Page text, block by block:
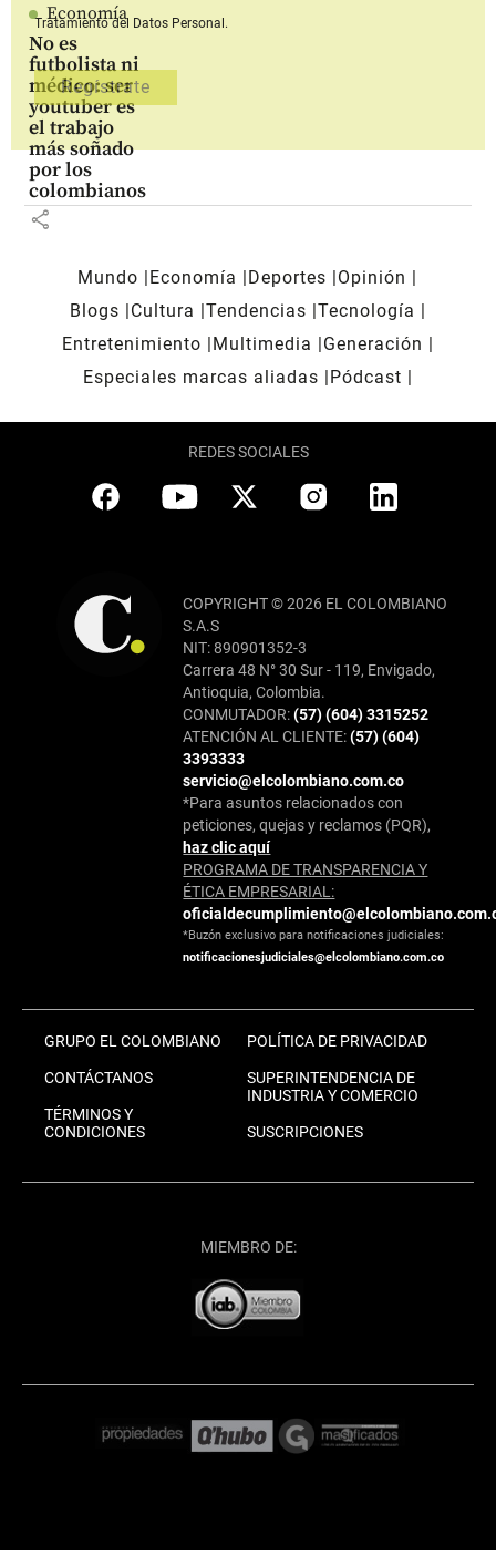
Economía
No es
futbolista ni
médico: ser
youtuber es
el trabajo
más soñado
por los
colombianos
share
Tratamiento del Datos Personal.
Mundo Economía Deportes
Opinión
Blogs
Cultura Tendencias Tecnología
Entretenimiento
Multimedia
Generación
Especiales marcas aliadas
Pódcast
REDES SOCIALES
COPYRIGHT © 2026 EL COLOMBIANO
S.A.S
NIT: 890901352-3
Carrera 48 N° 30 Sur - 119, Envigado,
Antioquia, Colombia.
CONMUTADOR:(57) (604) 3315252
ATENCIÓN AL CLIENTE:(57) (604)
3393333
servicio@elcolombiano.com.co
*Para asuntos relacionados con
peticiones, quejas y reclamos (PQR),
haz clic aquí
PROGRAMA DE TRANSPARENCIA Y
ÉTICA EMPRESARIAL:
*Buzón exclusivo para notificaciones judiciales:
notificacionesjudiciales@elcolombiano.com.co
GRUPO EL COLOMBIANO
CONTÁCTANOS
TÉRMINOS Y
CONDICIONES
POLÍTICA DE PRIVACIDAD
SUPERINTENDENCIA DE
INDUSTRIA Y COMERCIO
SUSCRIPCIONES
MIEMBRO DE: